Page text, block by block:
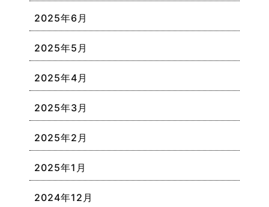
2025年6月
2025年5月
2025年4月
2025年3月
2025年2月
2025年1月
2024年12月